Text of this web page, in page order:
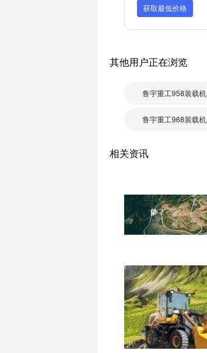
获取最低价格
其他用户正在浏览
鲁宇重工958装载机
鲁宇重工968装载机
相关资讯